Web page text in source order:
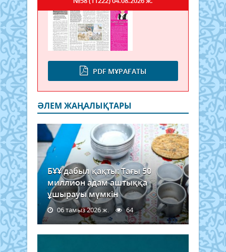
PDF МҰРАҒАТЫ
ӘЛЕМ ЖАҢАЛЫҚТАРЫ
БҰҰ дабыл қақты: Тағы 50
миллион адам аштыққа
ұшырауы мүмкін
06 тамыз 2026 ж. 64